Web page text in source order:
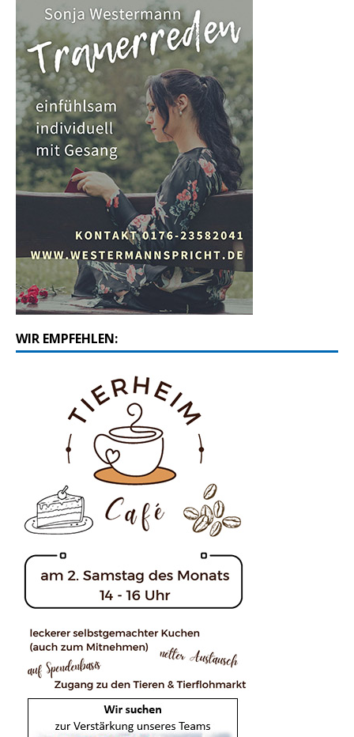
WIR EMPFEHLEN: